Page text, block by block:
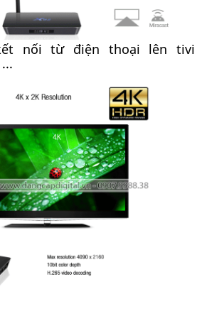
nối từ điện thoại lên tivi